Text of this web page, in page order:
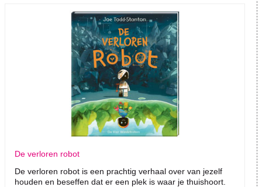
De verloren robot
De verloren robot is een prachtig verhaal over van jezelf
houden en beseffen dat er een plek is waar je thuishoort.